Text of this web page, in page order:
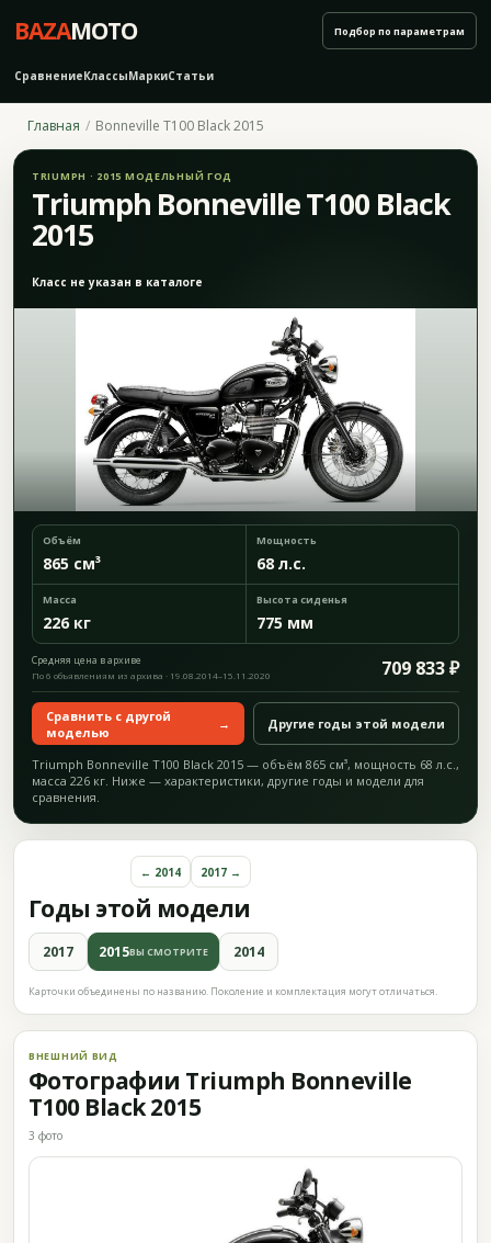
BAZAMOTO
СравнениеКлассыМаркиСтатьи
Подбор по параметрам
Главная Bonneville T100 Black 2015
TRIUMPH · 2015 МОДЕЛЬНЫЙ ГОД
Triumph Bonneville T100 Black
2015
Класс не указан в каталоге
Объём
865 см³
Мощность
68 л.с.
Масса
226 кг
Высота сиденья
775 мм
Средняя цена в архиве 709 833 ₽
По 6 объявлениям из архива · 19.08.2014–15.11.2020
Сравнить с другой
моделью
→ Другие годы этой модели
Triumph Bonneville T100 Black 2015 — объём 865 см³, мощность 68 л.с.,
масса 226 кг. Ниже — характеристики, другие годы и модели для
сравнения.
Годы этой модели
← 2014 2017 →
2017 2015ВЫ СМОТРИТЕ 2014
Карточки объединены по названию. Поколение и комплектация могут отличаться.
ВНЕШНИЙ ВИД
Фотографии Triumph Bonneville
T100 Black 2015
3 фото